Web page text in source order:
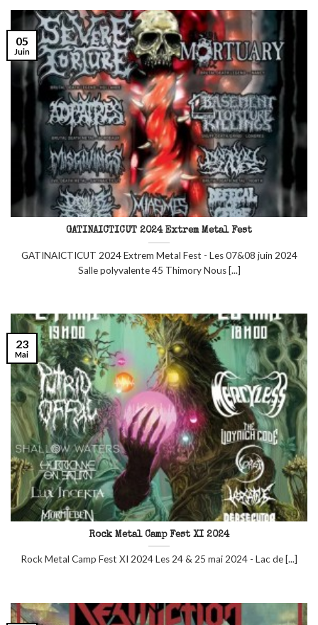
GATINAICTICUT 2024 Extrem Metal Fest
GATINAICTICUT 2024 Extrem Metal Fest - Les 07&08 juin 2024
Salle polyvalente 45 Thimory Nous [...]
05
Juin
Rock Metal Camp Fest XI 2024
Rock Metal Camp Fest XI 2024 Les 24 & 25 mai 2024 - Lac de [...]
23
Mai